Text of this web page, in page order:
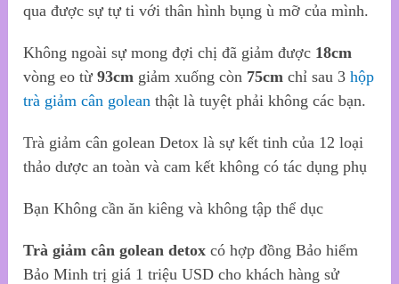
qua được sự tự ti với thân hình bụng ù mỡ của mình.
Không ngoài sự mong đợi chị đã giảm được 18cm
vòng eo từ93cm giảm xuống còn 75cm chỉ sau 3hộp
trà giảm cân golean thật là tuyệt phải không các bạn.
Trà giảm cân golean Detox là sự kết tinh của 12 loại
thảo dược an toàn và cam kết không có tác dụng phụ
Bạn Không cần ăn kiêng và không tập thể dục
Trà giảm cân golean detox có hợp đồng Bảo hiểm
Bảo Minh trị giá 1 triệu USD cho khách hàng sử